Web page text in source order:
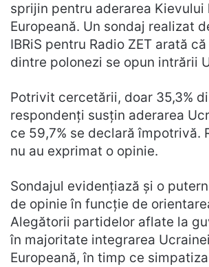
sprijin pentru aderarea Kievului
Europeană. Un sondaj realizat
IBRiS pentru Radio ZET arată
dintre polonezi se opun intrării
Potrivit cercetării, doar 35,3%
respondenți susțin aderarea
ce 59,7% se declară împotrivă.
nu au exprimat o opinie.
Sondajul evidențiază și o
de opinie în funcție de
Alegătorii partidelor aflate la
în majoritate integrarea
Europeană, în timp ce